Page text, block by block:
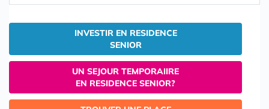
INVESTIR EN RESIDENCE
SENIOR
UN SEJOUR TEMPORAIIRE
EN RESIDENCE SENIOR?